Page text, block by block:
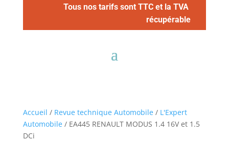
Tous nos tarifs sont TTC et la TVA
récupérable
Accueil / Revue technique Automobile/ L'Expert
Automobile/ EA445 RENAULT MODUS 1.4 16V et 1.5
DCi